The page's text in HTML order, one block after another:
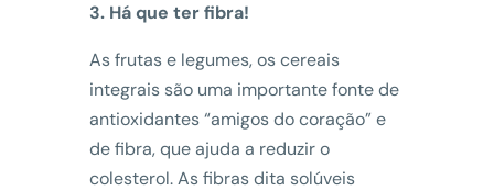
3. Há que ter fibra!
As frutas e legumes, os cereais
integrais são uma importante fonte de
antioxidantes “amigos do coração” e
de fibra, que ajuda a reduzir o
colesterol. As fibras dita solúveis